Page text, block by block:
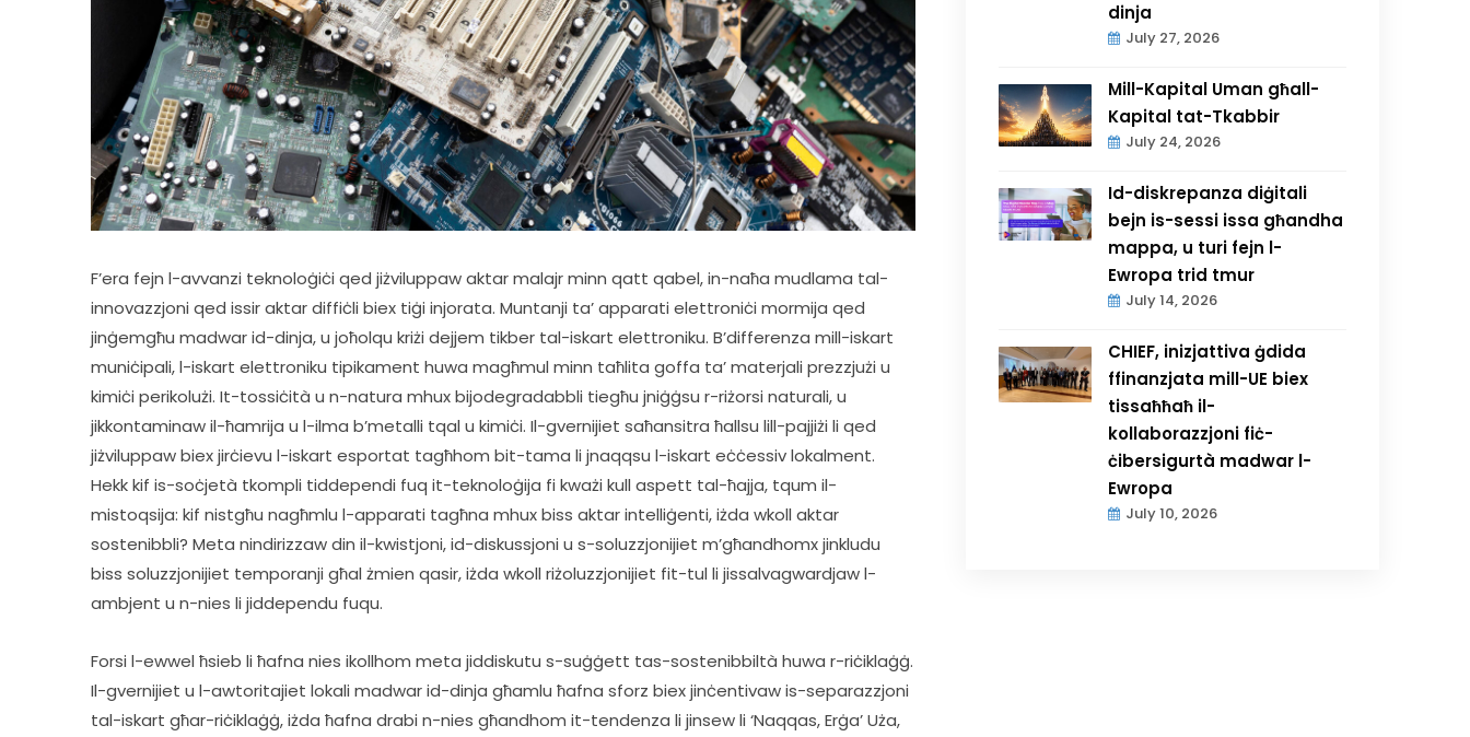
F’era fejn l-avvanzi teknoloġiċi qed jiżviluppaw aktar malajr minn qatt qabel, in-naħa mudlama tal-
innovazzjoni qed issir aktar diffiċli biex tiġi injorata. Muntanji ta’ apparati elettroniċi mormija qed
jinġemgħu madwar id-dinja, u joħolqu kriżi dejjem tikber tal-iskart elettroniku. B’differenza mill-iskart
muniċipali, l-iskart elettroniku tipikament huwa magħmul minn taħlita goffa ta’ materjali prezzjużi u
kimiċi perikolużi. It-tossiċità u n-natura mhux bijodegradabbli tiegħu jniġġsu r-riżorsi naturali, u
jikkontaminaw il-ħamrija u l-ilma b’metalli tqal u kimiċi. Il-gvernijiet saħansitra ħallsu lill-pajjiżi li qed
jiżviluppaw biex jirċievu l-iskart esportat tagħhom bit-tama li jnaqqsu l-iskart eċċessiv lokalment.
Hekk kif is-soċjetà tkompli tiddependi fuq it-teknoloġija fi kważi kull aspett tal-ħajja, tqum il-
mistoqsija: kif nistgħu nagħmlu l-apparati tagħna mhux biss aktar intelliġenti, iżda wkoll aktar
sostenibbli? Meta nindirizzaw din il-kwistjoni, id-diskussjoni u s-soluzzjonijiet m’għandhomx jinkludu
biss soluzzjonijiet temporanji għal żmien qasir, iżda wkoll riżoluzzjonijiet fit-tul li jissalvagwardjaw l-
ambjent u n-nies li jiddependu fuqu.
Forsi l-ewwel ħsieb li ħafna nies ikollhom meta jiddiskutu s-suġġett tas-sostenibbiltà huwa r-riċiklaġġ.
Il-gvernijiet u l-awtoritajiet lokali madwar id-dinja għamlu ħafna sforz biex jinċentivaw is-separazzjoni
tal-iskart għar-riċiklaġġ, iżda ħafna drabi n-nies għandhom it-tendenza li jinsew li ‘Naqqas, Erġa’ Uża,
dinja
July 27, 2026
Mill-Kapital Uman għall-
Kapital tat-Tkabbir
July 24, 2026
Id-diskrepanza diġitali
bejn is-sessi issa għandha
mappa, u turi fejn l-
Ewropa trid tmur
July 14, 2026
CHIEF, inizjattiva ġdida
ffinanzjata mill-UE biex
tissaħħaħ il-
kollaborazzjoni fiċ-
ċibersigurtà madwar l-
Ewropa
July 10, 2026